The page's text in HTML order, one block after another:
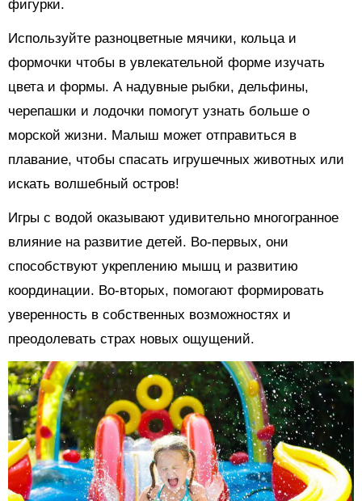
фигурки.
Используйте разноцветные мячики, кольца и
формочки чтобы в увлекательной форме изучать
цвета и формы. А надувные рыбки, дельфины,
черепашки и лодочки помогут узнать больше о
морской жизни. Малыш может отправиться в
плавание, чтобы спасать игрушечных животных или
искать волшебный остров!
Игры с водой оказывают удивительно многогранное
влияние на развитие детей. Во-первых, они
способствуют укреплению мышц и развитию
координации. Во-вторых, помогают формировать
уверенность в собственных возможностях и
преодолевать страх новых ощущений.